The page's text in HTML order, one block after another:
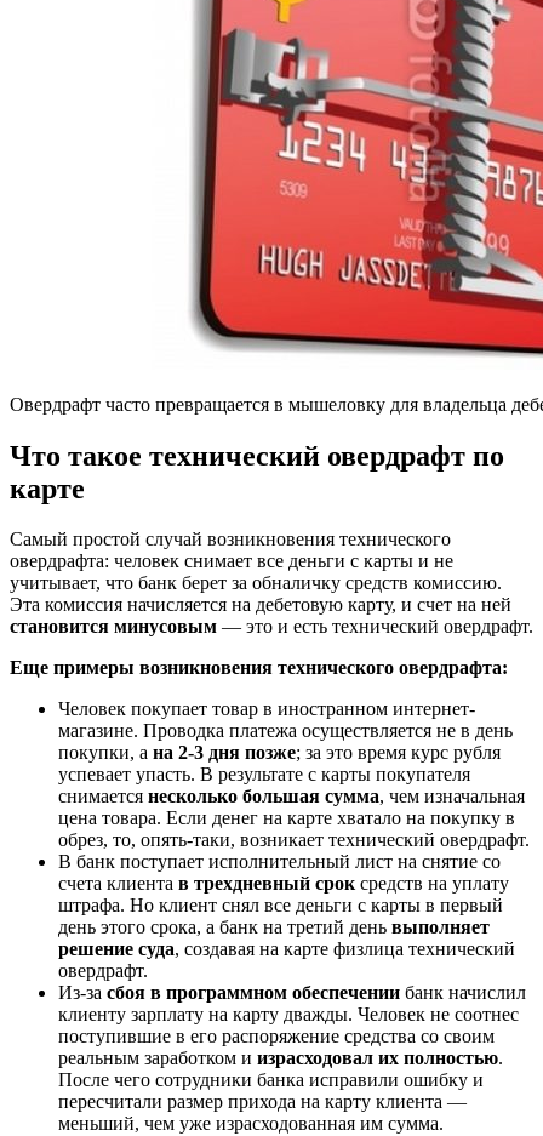
Овердрафт часто превращается в мышеловку для владельца
Что такое технический овердрафт по
карте
Самый простой случай возникновения технического
овердрафта: человек снимает все деньги с карты и не
учитывает, что банк берет за обналичку средств комиссию.
Эта комиссия начисляется на дебетовую карту, и счет на ней
становится минусовым — это и есть технический овердрафт.
Еще примеры возникновения технического овердрафта:
Человек покупает товар в иностранном интернет-
магазине. Проводка платежа осуществляется не в день
покупки, а на 2-3 дня позже; за это время курс рубля
успевает упасть. В результате с карты покупателя
снимается несколько большая сумма, чем изначальная
цена товара. Если денег на карте хватало на покупку в
обрез, то, опять-таки, возникает технический овердрафт.
В банк поступает исполнительный лист на снятие со
счета клиента в трехдневный сроксредств на уплату
штрафа. Но клиент снял все деньги с карты в первый
день этого срока, а банк на третий день выполняет
решение суда, создавая на карте физлица технический
овердрафт.
Из-за сбоя в программном обеспечении банк начислил
клиенту зарплату на карту дважды. Человек не соотнес
поступившие в его распоряжение средства со своим
реальным заработком и израсходовал их полностью.
После чего сотрудники банка исправили ошибку и
пересчитали размер прихода на карту клиента —
меньший, чем уже израсходованная им сумма.